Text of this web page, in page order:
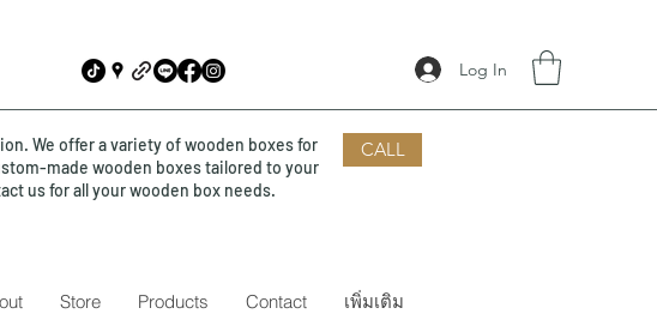
Log In
We offer a variety of wooden boxes for
made wooden boxes tailored to your
us for all your wooden box needs.
CALL
Store Products Contact เพิ่มเติม